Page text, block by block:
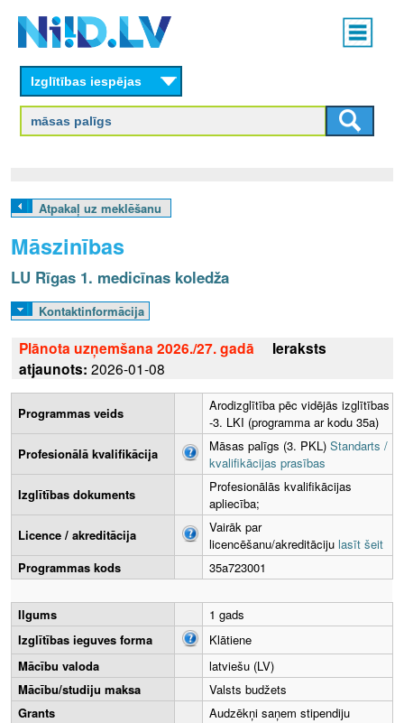
content
Main
menu
L
V
Izglītības iespējas
Atpakaļ uz meklēšanu
Māszinības
LU Rīgas 1. medicīnas koledža
Kontaktinformācija
Plānota uzņemšana 2026./27. gadā
Ieraksts
atjaunots: 2026-01-08
Programmas veids
Arodizglītība pēc vidējās izglītības
-3. LKI (programma ar kodu 35a)
Profesionālā kvalifikācija
Māsas palīgs (3. PKL) Standarts /
kvalifikācijas prasības
Izglītības dokuments
Profesionālās kvalifikācijas
apliecība;
Licence / akreditācija
Vairāk par
licencēšanu/akreditāciju lasīt šeit
Programmas kods
35a723001
Ilgums
1 gads
Izglītības ieguves forma
Klātiene
Mācību valoda
latviešu (LV)
Mācību/studiju maksa
Valsts budžets
Grants
Audzēkņi saņem stipendiju